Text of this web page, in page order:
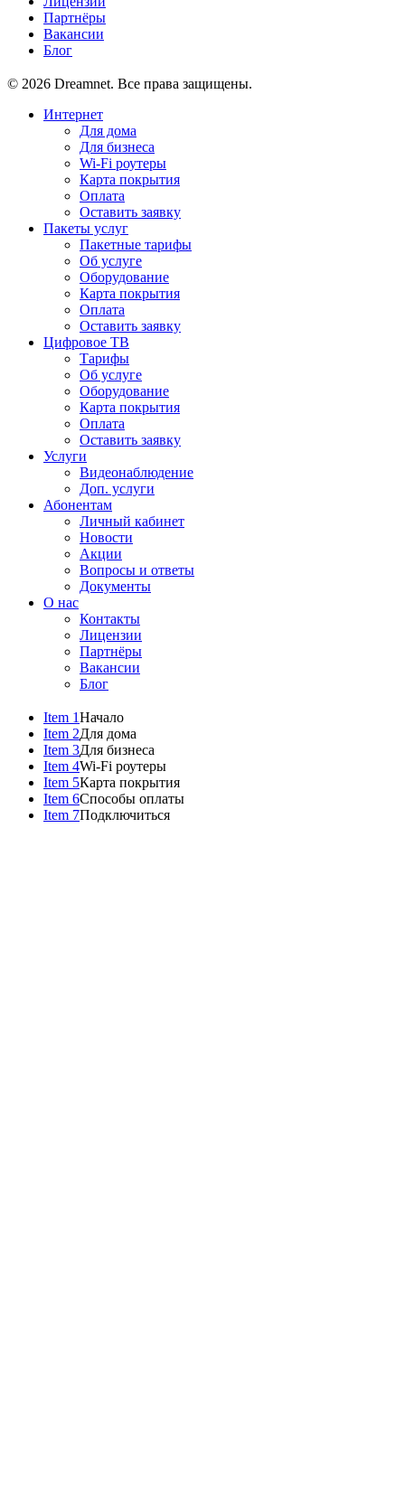
Партнёры
Вакансии
Блог
© 2026 Dreamnet. Все права защищены.
Интернет
Для дома
Для бизнеса
Wi-Fi роутеры
Карта покрытия
Оплата
Оставить заявку
Пакеты услуг
Пакетные тарифы
Об услуге
Оборудование
Карта покрытия
Оплата
Оставить заявку
Цифровое ТВ
Тарифы
Об услуге
Оборудование
Карта покрытия
Оплата
Оставить заявку
Услуги
Видеонаблюдение
Доп. услуги
Абонентам
Личный кабинет
Новости
Акции
Вопросы и ответы
Документы
О нас
Контакты
Лицензии
Партнёры
Вакансии
Блог
Item 1Начало
Item 2Для дома
Item 3Для бизнеса
Item 4Wi-Fi роутеры
Item 5Карта покрытия
Item 6Способы оплаты
Item 7Подключиться